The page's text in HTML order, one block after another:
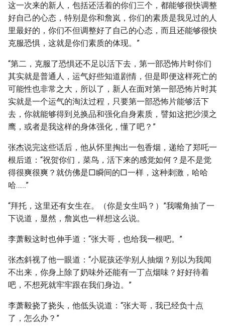
这一次来的新人，包括还活着的你们三个，都能够很快调整
好自己的心态，特别是你和詹岚，你们的素质是我见过的人
里最好的，你们不但调整好了自己的心态，而且还能够很快
克服恐惧，这就是你们素质的体现。”
“第二，克服了恐惧还不足以活下去，第一部恐怖片时你们
其实就是普通人，运气好些知道剧情，但是即便这样死亡的
可能性也非常之大，所以了，新人在面对第一部恐怖片时其
实就是一个运气的淘汰过程，只要第一部恐怖片能够活下
去，你就能够得到兑换品和强化自身素质，譬如这把沙漠之
鹰，或者是我这样的身体强化，懂了吧？”
张杰说完这些话后，他从怀里掏出一包香烟，递给了郑吒一
根后道：“祝贺你们，菜鸟，活下来的感觉如何？是不是觉
得很爽很爽？就仿佛是□瞬间的□一样，这种刺激，哈哈
哈……”
“拜托，这里还有女生在。（你是女生吗？）”我嘴角抽了一
下说道，显然，詹岚也一样想这么说。
李萧毅这时也伸手道：“张大哥，也给我一根吧。”
张杰斜视了他一眼道：“小屁孩还学别人抽烟？别以为我闻
不出来，你身上除了奶味外还能有一丁点烟味？好好待着
吧，不想死就牢牢跟在我们身边。”
李萧毅挠了挠头，他低头说道：“张大哥，我已经负十点
了，怎么办？”